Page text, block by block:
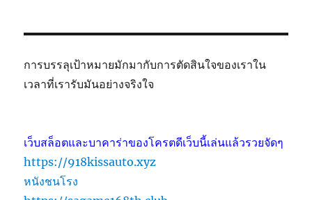
การบรรลุเป้าหมายมักมากับการตัดสินใจของเราใน
เวลาที่เรารับมันอย่างจริงใจ
เว็บสล็อตและบาคาร่าของโครตดีเว็บนี้เล่นแล้วรวยจัดๆ
https://918kissauto.xyz
หนังชนโรง